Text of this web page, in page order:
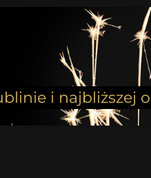
i najbliższej